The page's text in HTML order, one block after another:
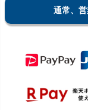
通常、